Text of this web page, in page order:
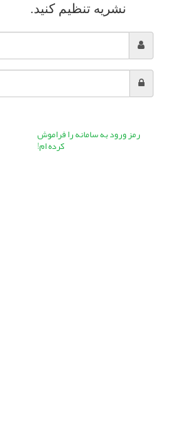
نشریه تنظیم کنید.
رمز ورود به سامانه را فراموش
کرده ام!